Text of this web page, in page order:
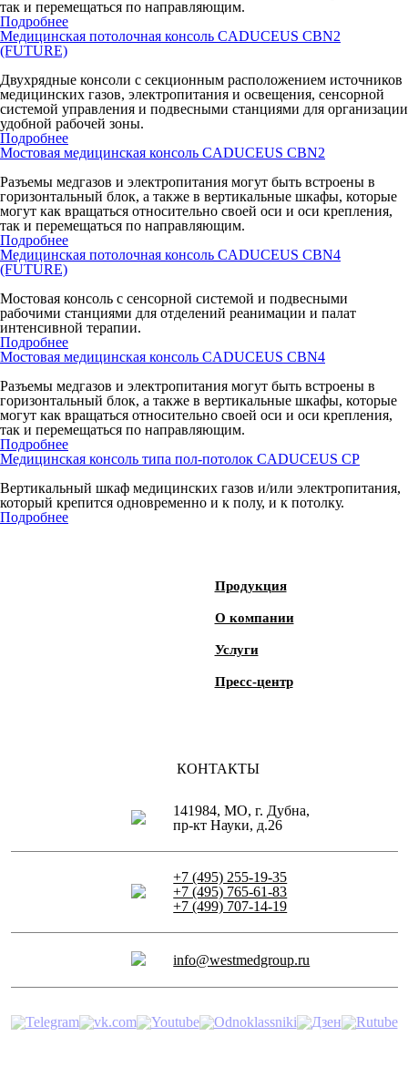
так и перемещаться по направляющим.
Подробнее
Медицинская потолочная консоль CADUCEUS CBN2
(FUTURE)
Двухрядные консоли с секционным расположением источников
медицинских газов, электропитания и освещения, сенсорной
системой управления и подвесными станциями для организации
удобной рабочей зоны.
Подробнее
Мостовая медицинская консоль CADUCEUS CBN2
Разъемы медгазов и электропитания могут быть встроены в
горизонтальный блок, а также в вертикальные шкафы, которые
могут как вращаться относительно своей оси и оси крепления,
так и перемещаться по направляющим.
Подробнее
Медицинская потолочная консоль CADUCEUS CBN4
(FUTURE)
Мостовая консоль с сенсорной системой и подвесными
рабочими станциями для отделений реанимации и палат
интенсивной терапии.
Подробнее
Мостовая медицинская консоль CADUCEUS CBN4
Разъемы медгазов и электропитания могут быть встроены в
горизонтальный блок, а также в вертикальные шкафы, которые
могут как вращаться относительно своей оси и оси крепления,
так и перемещаться по направляющим.
Подробнее
Медицинская консоль типа пол-потолок CADUCEUS CP
Вертикальный шкаф медицинских газов и/или электропитания,
который крепится одновременно и к полу, и к потолку.
Подробнее
Продукция
О компании
Услуги
Пресс-центр
КОНТАКТЫ
141984, МО, г. Дубна,
пр-кт Науки, д.26
+7 (495) 255-19-35
+7 (495) 765-61-83
+7 (499) 707-14-19
info@westmedgroup.ru